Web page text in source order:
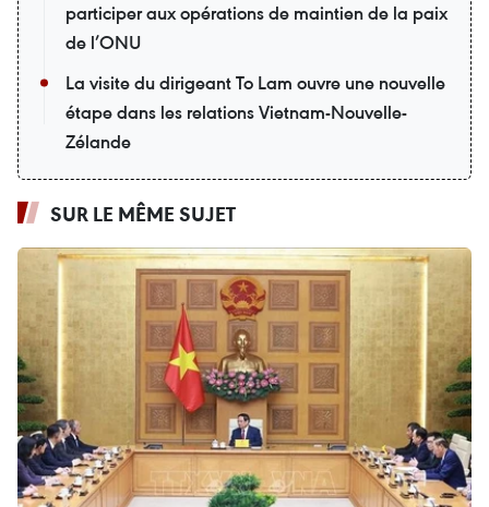
participer aux opérations de maintien de la paix
de l’ONU
La visite du dirigeant To Lam ouvre une nouvelle
étape dans les relations Vietnam-Nouvelle-
Zélande
SUR LE MÊME SUJET